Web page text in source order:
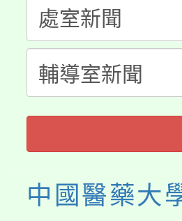
代理(課)教
公告本校
代理(課)教
轉知中國
《TA101
程，歡迎
系所師生
中國醫藥大